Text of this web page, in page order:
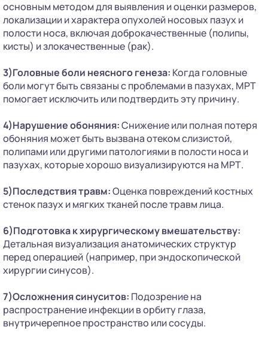
основным методом для выявления и оценки размеров,
локализации и характера опухолей носовых пазух и
полости носа, включая доброкачественные (полипы,
кисты) и злокачественные (рак).
3)Головные боли неясного генеза: Когда головные
боли могут быть связаны с проблемами в пазухах, МРТ
помогает исключить или подтвердить эту причину.
4)Нарушение обоняния:Снижение или полная потеря
обоняния может быть вызвана отеком слизистой,
полипами или другими патологиями в полости носа и
пазухах, которые хорошо визуализируются на МРТ.
5)Последствия травм:Оценка повреждений костных
стенок пазух и мягких тканей после травм лица.
6)Подготовка к хирургическому вмешательству:
Детальная визуализация анатомических структур
перед операцией (например, при эндоскопической
хирургии синусов).
7)Осложнения синуситов: Подозрение на
распространение инфекции в орбиту глаза,
внутричерепное пространство или сосуды.